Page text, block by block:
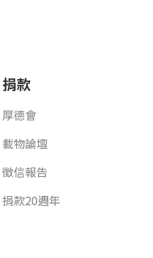
捐款
厚德會
載物論壇
徵信報告
捐款20週年